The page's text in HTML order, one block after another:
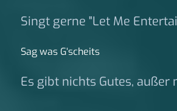
Singt gerne "Let Me
Sag was G‘scheits
Es gibt nichts Gutes, außer